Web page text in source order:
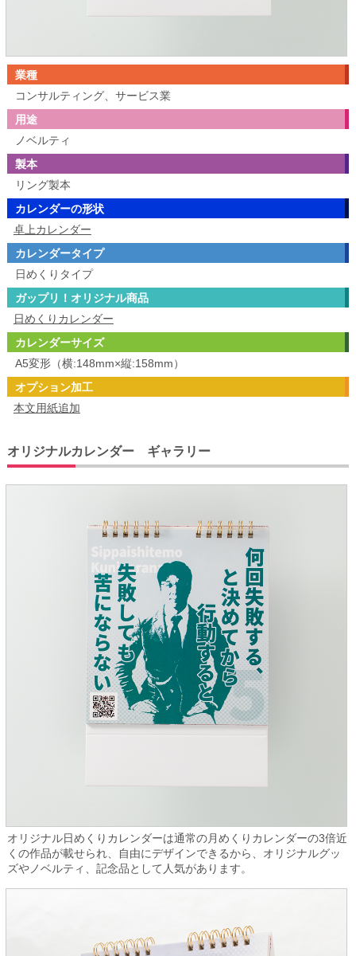
業種
コンサルティング、サービス業
用途
ノベルティ
製本
リング製本
カレンダーの形状
卓上カレンダー
カレンダータイプ
日めくりタイプ
ガップリ！オリジナル商品
日めくりカレンダー
カレンダーサイズ
A5変形（横:148mm×縦:158mm）
オプション加工
本文用紙追加
オリジナルカレンダー ギャラリー
オリジナル日めくりカレンダーは通常の月めくりカレンダーの3倍近
くの作品が載せられ、自由にデザインできるから、オリジナルグッ
ズやノベルティ、記念品として人気があります。